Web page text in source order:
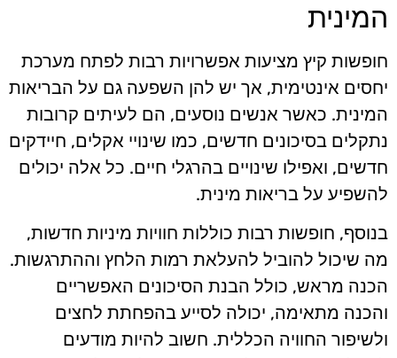
המינית
חופשות קיץ מציעות אפשרויות רבות לפתח מערכת
יחסים אינטימית, אך יש להן השפעה גם על הבריאות
המינית. כאשר אנשים נוסעים, הם לעיתים קרובות
נתקלים בסיכונים חדשים, כמו שינויי אקלים, חיידקים
חדשים, ואפילו שינויים בהרגלי חיים. כל אלה יכולים
להשפיע על בריאות מינית.
בנוסף, חופשות רבות כוללות חוויות מיניות חדשות,
מה שיכול להוביל להעלאת רמות הלחץ וההתרגשות.
הכנה מראש, כולל הבנת הסיכונים האפשריים
והכנה מתאימה, יכולה לסייע בהפחתת לחצים
ולשיפור החוויה הכללית. חשוב להיות מודעים